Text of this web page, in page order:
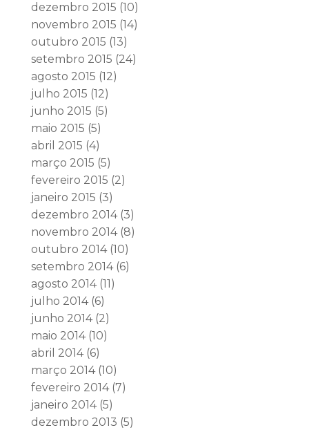
dezembro 2015 (10)
novembro 2015 (14)
outubro 2015 (13)
setembro 2015 (24)
agosto 2015 (12)
julho 2015 (12)
junho 2015 (5)
maio 2015 (5)
abril 2015 (4)
março 2015 (5)
fevereiro 2015 (2)
janeiro 2015 (3)
dezembro 2014(3)
novembro 2014(8)
outubro 2014(10)
setembro 2014(6)
agosto 2014(11)
julho 2014(6)
junho 2014(2)
maio 2014(10)
abril 2014(6)
março 2014(10)
fevereiro 2014(7)
janeiro 2014(5)
dezembro 2013 (5)